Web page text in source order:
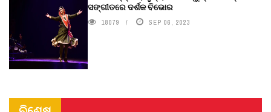
ସଙ୍ଗୀତରେ ଦର୍ଶକ ବିଭୋର
18079 SEP 06, 2023